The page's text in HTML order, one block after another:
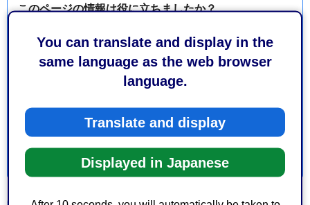
You can translate and display in the
same language as the web browser
language.
Translate and display
Displayed in Japanese
このページの情報は役に立ちましたか？
3：役に立たなかった
このページの情報は見つけやすかったですか？